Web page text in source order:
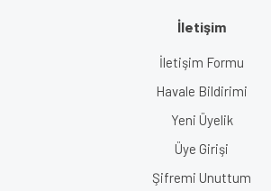
İletişim
İletişim Formu
Havale Bildirimi
Yeni Üyelik
Üye Girişi
Şifremi Unuttum